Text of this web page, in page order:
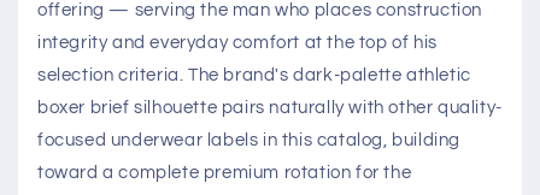
offering — serving the man who places construction
integrity and everyday comfort at the top of his
selection criteria. The brand's dark-palette athletic
boxer brief silhouette pairs naturally with other quality-
focused underwear labels in this catalog, building
toward a complete premium rotation for the